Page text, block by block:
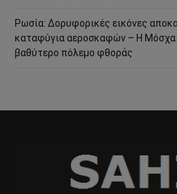
Ρωσία: Δορυφορικές εικόνες
καταφύγια αεροσκαφών – Η Μόσχα
βαθύτερο πόλεμο φθοράς